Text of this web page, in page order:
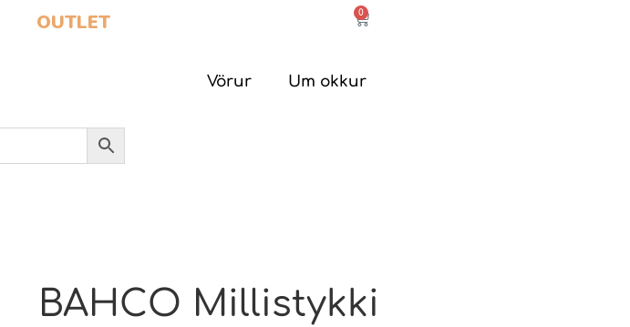
OUTLET 0
Vörur Um okkur
BAHCO Millistykki